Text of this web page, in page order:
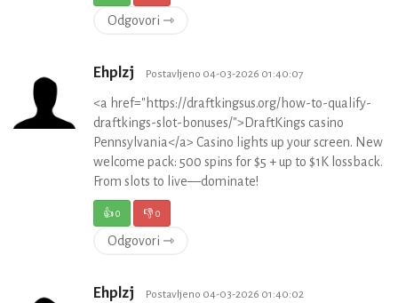
Odgovori ⇾
Ehplzj Postavljeno 04-03-2026 01:40:07
<a href="https://draftkingsus.org/how-to-qualify-
draftkings-slot-bonuses/">DraftKings casino
Pennsylvania</a> Casino lights up your screen. New
welcome pack: 500 spins for $5 + up to $1K lossback.
From slots to live—dominate!
👍0 👎0
Odgovori ⇾
Ehplzj Postavljeno 04-03-2026 01:40:02